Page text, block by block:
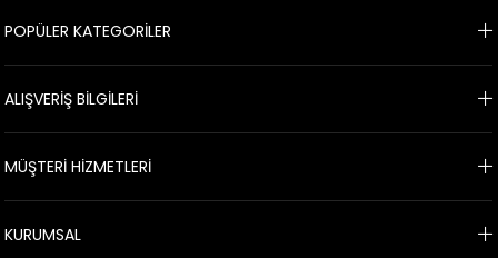
muhafazakar hanımlara ya da büyük beden kadınlara özel, nikah ve
siparişleriniz için tüm banka kartlarına taksitle alım yapabilirsiniz. 24
POPÜLER KATEGORİLER
ALIŞVERİŞ BİLGİLERİ
MÜŞTERİ HİZMETLERİ
KURUMSAL